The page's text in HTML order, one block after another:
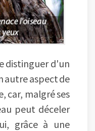
distinguer d'un
autre aspect de
car, malgré ses
peut déceler
grâce à une